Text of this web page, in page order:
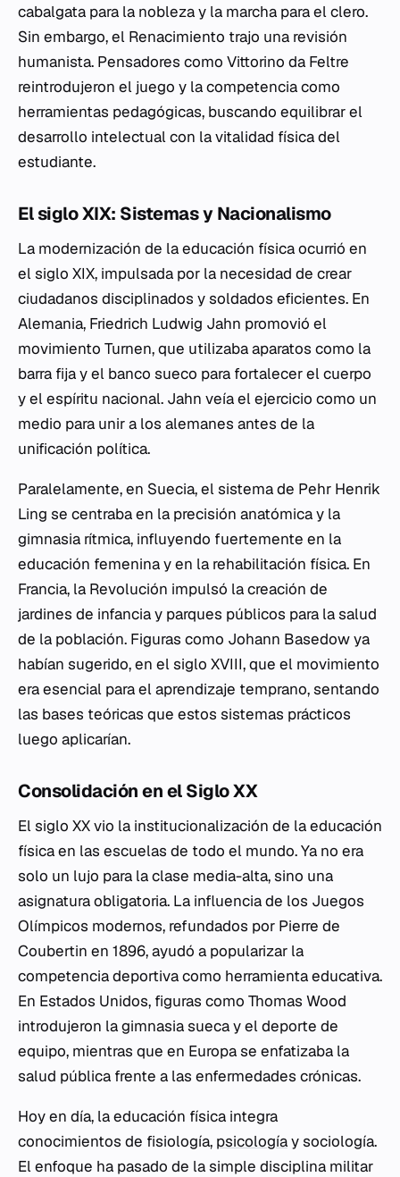
cabalgata para la nobleza y la marcha para el clero.
Sin embargo, el Renacimiento trajo una revisión
humanista. Pensadores como Vittorino da Feltre
reintrodujeron el juego y la competencia como
herramientas pedagógicas, buscando equilibrar el
desarrollo intelectual con la vitalidad física del
estudiante.
El siglo XIX: Sistemas y Nacionalismo
La modernización de la educación física ocurrió en
el siglo XIX, impulsada por la necesidad de crear
ciudadanos disciplinados y soldados eficientes. En
Alemania, Friedrich Ludwig Jahn promovió el
movimiento Turnen, que utilizaba aparatos como la
barra fija y el banco sueco para fortalecer el cuerpo
y el espíritu nacional. Jahn veía el ejercicio como un
medio para unir a los alemanes antes de la
unificación política.
Paralelamente, en Suecia, el sistema de Pehr Henrik
Ling se centraba en la precisión anatómica y la
gimnasia rítmica, influyendo fuertemente en la
educación femenina y en la rehabilitación física. En
Francia, la Revolución impulsó la creación de
jardines de infancia y parques públicos para la salud
de la población. Figuras como Johann Basedow ya
habían sugerido, en el siglo XVIII, que el movimiento
era esencial para el aprendizaje temprano, sentando
las bases teóricas que estos sistemas prácticos
luego aplicarían.
Consolidación en el Siglo XX
El siglo XX vio la institucionalización de la educación
física en las escuelas de todo el mundo. Ya no era
solo un lujo para la clase media-alta, sino una
asignatura obligatoria. La influencia de los Juegos
Olímpicos modernos, refundados por Pierre de
Coubertin en 1896, ayudó a popularizar la
competencia deportiva como herramienta educativa.
En Estados Unidos, figuras como Thomas Wood
introdujeron la gimnasia sueca y el deporte de
equipo, mientras que en Europa se enfatizaba la
salud pública frente a las enfermedades crónicas.
Hoy en día, la educación física integra
conocimientos de fisiología, psicologíay sociología.
El enfoque ha pasado de la simple disciplina militar